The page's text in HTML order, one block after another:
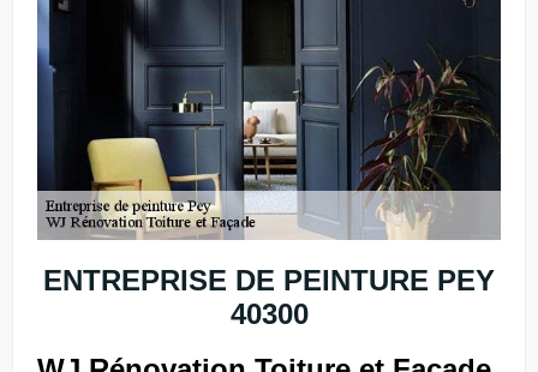
ENTREPRISE DE PEINTURE PEY
40300